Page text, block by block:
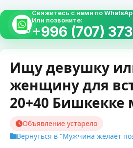
Свяжитесь с нами по
Или позвоните:
+996 (707)
Ищу девушку
женщину для
20+40 Бишкекке
Объявление устарело
Вернуться в "Мужчина желает